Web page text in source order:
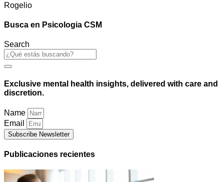
Rogelio
Busca en Psicologia CSM
Search
Exclusive mental health insights, delivered with care and
discretion.
Name
Email
Subscribe Newsletter
Publicaciones recientes